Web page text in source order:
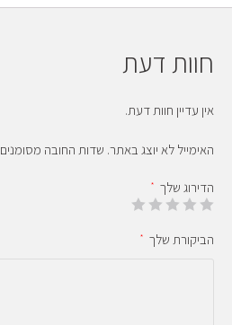
חוות דעת
אין עדיין חוות דעת.
האימייל לא יוצג באתר. שדות החובה מסומנים
הדירוג שלך *
הביקורת שלך *